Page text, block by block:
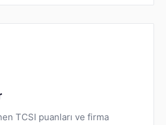
TCSI puanları ve firma